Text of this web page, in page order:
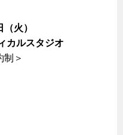
火）
カルスタジオ
＞